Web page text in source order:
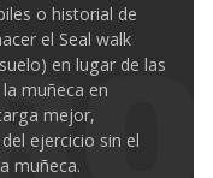
o historial de
el Seal walk
en lugar de las
muñeca en
mejor,
ejercicio sin el
muñeca.